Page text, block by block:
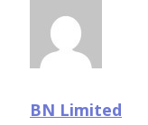
BN Limited